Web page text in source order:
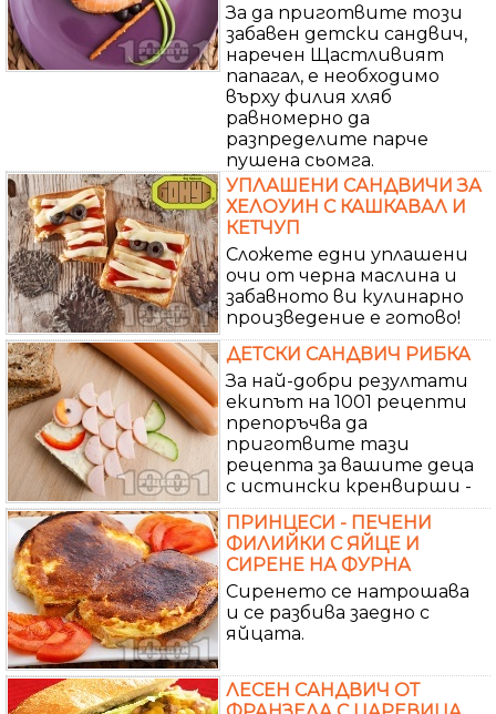
За да приготвите този
забавен детски сандвич,
наречен Щастливият
папагал, е необходимо
върху филия хляб
равномерно да
разпределите парче
пушена сьомга.
УПЛАШЕНИ САНДВИЧИ ЗА
ХЕЛОУИН С КАШКАВАЛ И
КЕТЧУП
Сложете едни уплашени
очи от черна маслина и
забавното ви кулинарно
произведение е готово!
ДЕТСКИ САНДВИЧ РИБКА
За най-добри резултати
екипът на 1001 рецепти
препоръчва да
приготвите тази
рецепта за вашите деца
с истински кренвирши -
ПРИНЦЕСИ - ПЕЧЕНИ
ФИЛИЙКИ С ЯЙЦЕ И
СИРЕНЕ НА ФУРНА
Сиренето се натрошава
и се разбива заедно с
яйцата.
ЛЕСЕН САНДВИЧ ОТ